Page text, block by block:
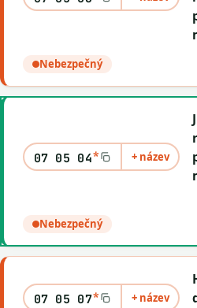
Nebezpečný
07 05 04* + název
Nebezpečný
07 05 07* + název